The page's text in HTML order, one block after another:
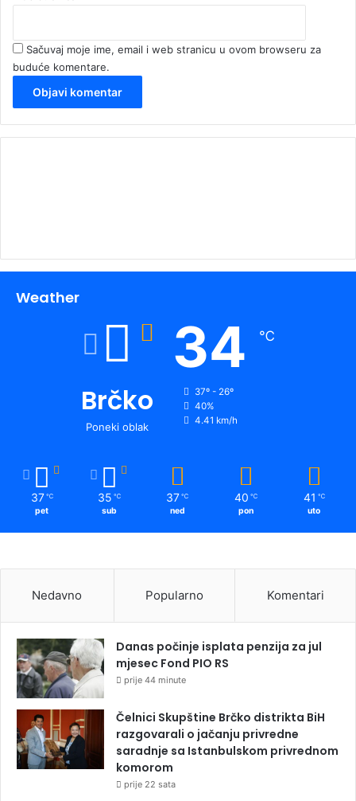
Sačuvaj moje ime, email i web stranicu u ovom browseru za
buduće komentare.
Weather
Brčko
Poneki oblak
34 ℃
37º - 26º
40%
4.41 km/h
37 ℃
pet
35 ℃
sub
37 ℃
ned
40 ℃
pon
41 ℃
uto
Nedavno Popularno Komentari
Danas počinje isplata penzija za jul
mjesec Fond PIO RS
prije 44 minute
Čelnici Skupštine Brčko distrikta BiH
razgovarali o jačanju privredne
saradnje sa Istanbulskom privrednom
komorom
prije 22 sata